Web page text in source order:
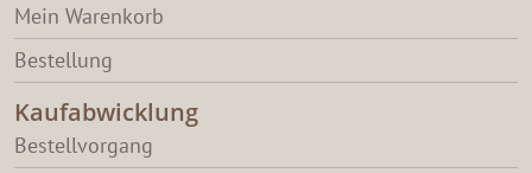
Mein Warenkorb
Bestellung
Kaufabwicklung
Bestellvorgang